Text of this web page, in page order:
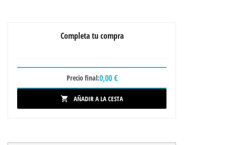
Completa tu compra
Precio final:0,00 €
 AÑADIR A LA CESTA